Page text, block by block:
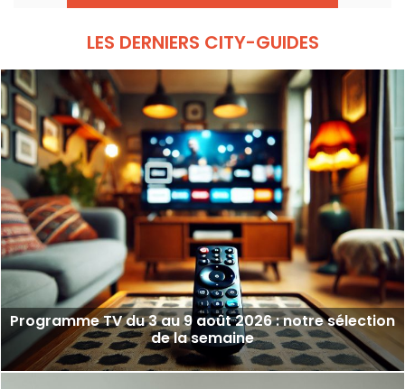
LES DERNIERS CITY-GUIDES
Programme TV du 3 au 9 août 2026 : notre sélection
de la semaine